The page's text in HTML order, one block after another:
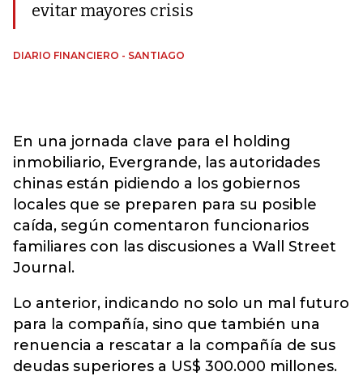
evitar mayores crisis
DIARIO FINANCIERO - SANTIAGO
En una jornada clave para el holding
inmobiliario, Evergrande, las autoridades
chinas están pidiendo a los gobiernos
locales que se preparen para su posible
caída, según comentaron funcionarios
familiares con las discusiones a Wall Street
Journal.
Lo anterior, indicando no solo un mal futuro
para la compañía, sino que también una
renuencia a rescatar a la compañía de sus
deudas superiores a US$ 300.000 millones.